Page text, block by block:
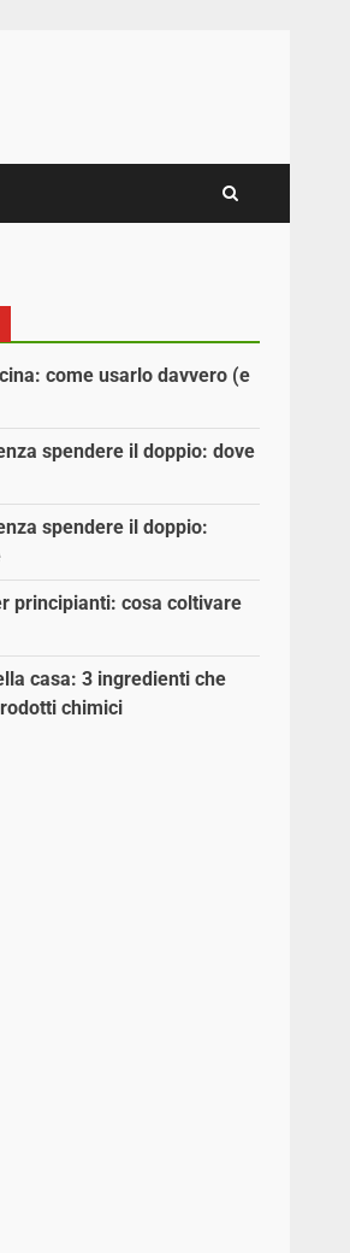
come usarlo davvero (e
spendere il doppio: dove
spendere il doppio:
principianti: cosa coltivare
casa: 3 ingredienti che
chimici